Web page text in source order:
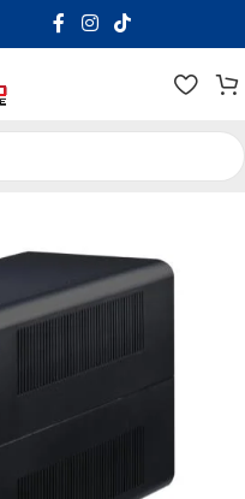
| Σταθεροποιητές Τάσης